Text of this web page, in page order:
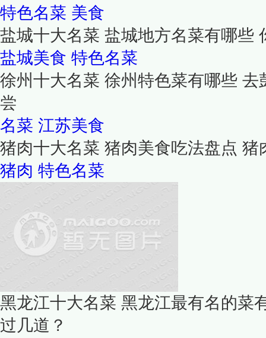
特色名菜 美食
盐城十大名菜 盐城地方名菜有哪些
盐城美食 特色名菜
徐州十大名菜 徐州特色菜有哪些
尝
名菜 江苏美食
猪肉十大名菜 猪肉美食吃法盘点
猪肉 特色名菜
黑龙江十大名菜 黑龙江最有名的菜
过几道？